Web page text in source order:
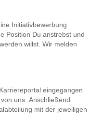
Initiativbewerbung
Position Du anstrebst und
willst. Wir melden
eingegangen
uns. Anschließend
mit der jeweiligen